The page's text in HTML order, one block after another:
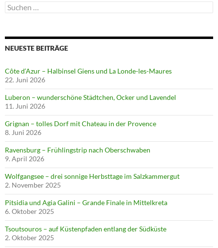
Suchen
nach:
NEUESTE BEITRÄGE
Côte d‘Azur – Halbinsel Giens und La Londe-les-Maures
22. Juni 2026
Luberon – wunderschöne Städtchen, Ocker und Lavendel
11. Juni 2026
Grignan – tolles Dorf mit Chateau in der Provence
8. Juni 2026
Ravensburg – Frühlingstrip nach Oberschwaben
9. April 2026
Wolfgangsee – drei sonnige Herbsttage im Salzkammergut
2. November 2025
Pitsidia und Agia Galini – Grande Finale in Mittelkreta
6. Oktober 2025
Tsoutsouros – auf Küstenpfaden entlang der Südküste
2. Oktober 2025